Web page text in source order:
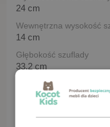
24 cm
Wewnętrzna wysokość
14 cm
Głębokość szuflady
33,2 cm
Szerokość półki
40,2 cm